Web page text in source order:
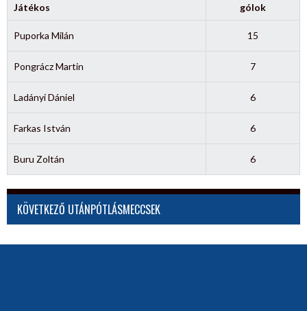
Játékos gólok
Puporka Milán 15
Pongrácz Martin 7
Ladányi Dániel 6
Farkas István 6
Buru Zoltán 6
KÖVETKEZŐ UTÁNPÓTLÁSMECCSEK